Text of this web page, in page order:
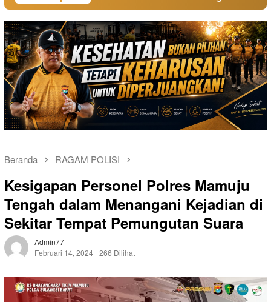
Beranda RAGAM POLISI
Kesigapan Personel Polres Mamuju
Tengah dalam Menangani Kejadian di
Sekitar Tempat Pemungutan Suara
Admin77
Februari 14, 2024 266 Dilihat